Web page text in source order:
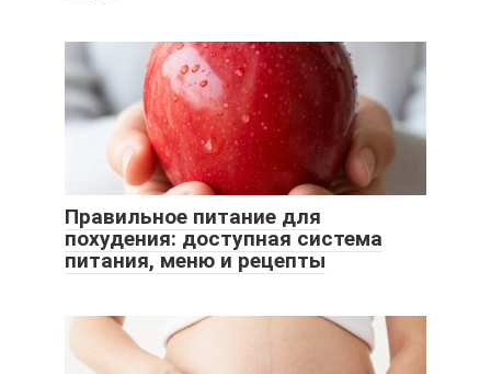
Правильное питание для
похудения: доступная система
питания, меню и рецепты